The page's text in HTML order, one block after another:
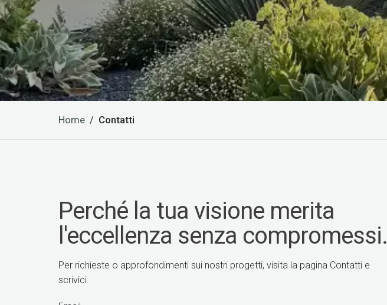
Home Contatti
Perché la tua visione merita
l'eccellenza senza compromessi.
​Per richieste o approfondimenti sui nostri progetti, visita la pagina Contatti e
scrivici.